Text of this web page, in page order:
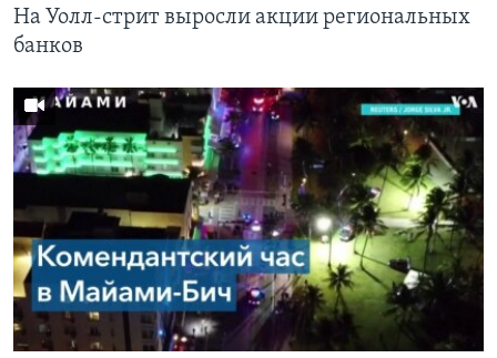
На Уолл-стрит выросли акции региональных
банков